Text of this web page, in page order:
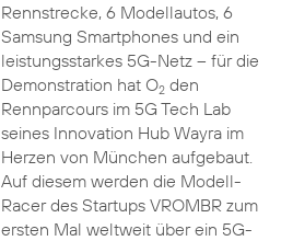
Rennstrecke, 6 Modellautos, 6
Samsung Smartphones und ein
leistungsstarkes 5G-Netz – für die
Demonstration hat O2den
Rennparcours im 5G Tech Lab
seines Innovation Hub Wayra im
Herzen von München aufgebaut.
Auf diesem werden die Modell-
Racer des Startups VROMBR zum
ersten Mal weltweit über ein 5G-